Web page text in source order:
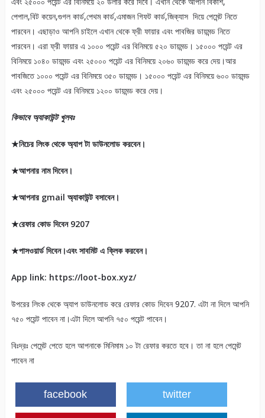
পেপাল,বিট কয়েন,গুগল কার্ড,পেথম কার্ড,এমাজন গিফট কার্ড,জিক্যাস দিয়ে পেমেন্ট নিতে
পারবেন। এছাড়াও আপনি চাইলে এখান থেকে ফ্রী ফায়ার এবং পাবজির ডায়মন্ড নিতে
পারবেন। এরা ফ্রী ফায়ার এ ১০০০ পয়েন্ট এর বিনিময়ে ৫২০ ডায়মন্ড। ১৫০০০ পয়েন্ট এর
বিনিময়ে ১০৪০ ডায়মন্ড এবং ২৫০০০ পয়েন্ট এর বিনিময়ে ২০৬০ ডায়মন্ড করে দেয়।আর
পাবজিতে ১০০০ পয়েন্ট এর বিনিময়ে ৩৫০ ডায়মন্ড। ১৫০০০ পয়েন্ট এর বিনিময়ে ৬০০ ডায়মন্ড
এবং ২৫০০০ পয়েন্ট এর বিনিময়ে ১২০০ ডায়মন্ড করে দেয়।
কিভাবে অ্যাকাউন্ট খুলবঃ
★নিচের লিংক থেকে অ্যাপ টা ডাউনলোড করবেন।
★আপনার নাম দিবেন।
★আপনার gmail অ্যাকাউন্ট বসাবেন।
★রেফার কোড দিবেন 9207
★পাসওয়ার্ড দিবেন।এবং সাবমিট এ ক্লিক করবেন।
App link: https://loot-box.xyz/
উপরের লিংক থেকে অ্যাপ ডাউনলোড করে রেফার কোড দিবেন 9207. এটা না দিলে আপনি
৭৫০ পয়েন্ট পাবেন না।এটা দিলে আপনি ৭৫০ পয়েন্ট পাবেন।
বিঃদ্রঃ পেমেন্ট পেতে হলে আপনাকে মিনিমাম ১০ টা রেফার করতে হবে। তা না হলে পেমেন্ট
পাবেন না
facebook twitter